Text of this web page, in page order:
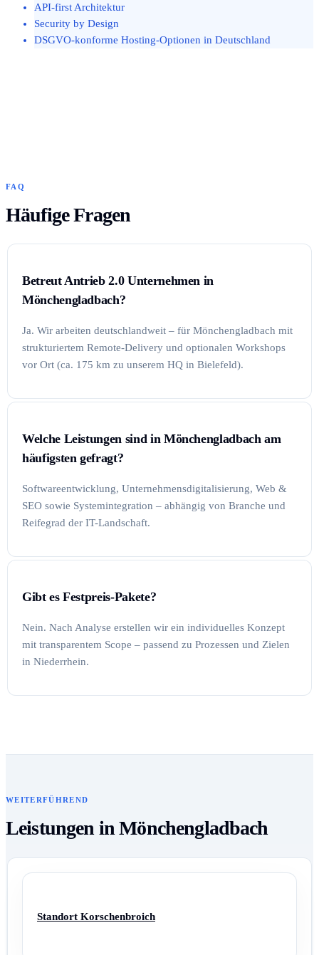
API-first Architektur
Security by Design
DSGVO-konforme Hosting-Optionen in Deutschland
FAQ
Häufige Fragen
Betreut Antrieb 2.0 Unternehmen in
Mönchengladbach?
Ja. Wir arbeiten deutschlandweit – für Mönchengladbach mit
strukturiertem Remote-Delivery und optionalen Workshops
vor Ort (ca. 175 km zu unserem HQ in Bielefeld).
Welche Leistungen sind in Mönchengladbach am
häufigsten gefragt?
Softwareentwicklung, Unternehmensdigitalisierung, Web &
SEO sowie Systemintegration – abhängig von Branche und
Reifegrad der IT-Landschaft.
Gibt es Festpreis-Pakete?
Nein. Nach Analyse erstellen wir ein individuelles Konzept
mit transparentem Scope – passend zu Prozessen und Zielen
in Niederrhein.
WEITERFÜHREND
Leistungen in Mönchengladbach
Standort Korschenbroich